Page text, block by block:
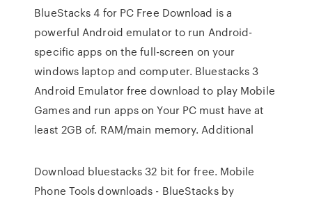
BlueStacks 4 for PC Free Download is a
powerful Android emulator to run Android-
specific apps on the full-screen on your
windows laptop and computer. Bluestacks 3
Android Emulator free download to play Mobile
Games and run apps on Your PC must have at
least 2GB of. RAM/main memory. Additional
Download bluestacks 32 bit for free. Mobile
Phone Tools downloads - BlueStacks by